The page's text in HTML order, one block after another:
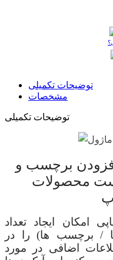
توضیحات تکمیلی
مشخصات
توضیحات تکمیلی
برچسب و
محصولات
امکان ایجاد تعداد
/ برچسب ها) را در
اضافی در مورد